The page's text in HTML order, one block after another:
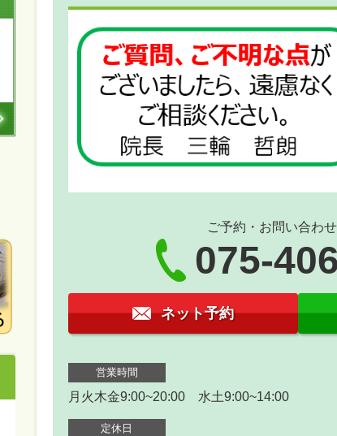
ご予約・お問い合わ
075-
ネット予約
営業時間
月火木金9:00~20:00 水土9:00~14:00
定休日